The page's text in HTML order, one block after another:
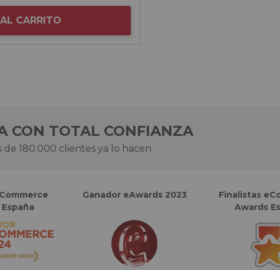
CARRITO
CON TOTAL CONFIANZA
de 180.000 clientes ya lo hacen
Ganador eAwards 2023
Finalistas
Awards